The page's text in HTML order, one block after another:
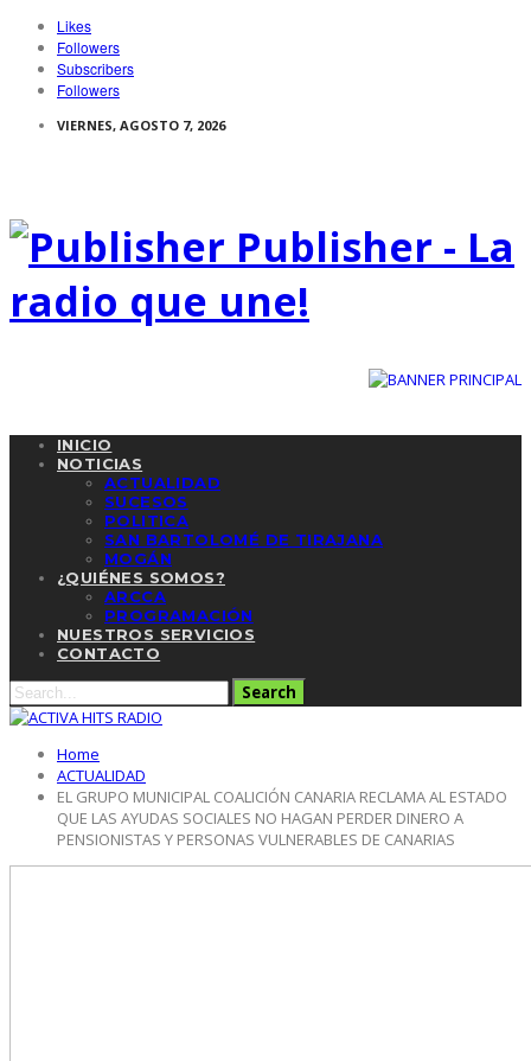
Likes
Followers
Subscribers
Followers
VIERNES, AGOSTO 7, 2026
Publisher - La
radio que une!
INICIO
NOTICIAS
ACTUALIDAD
SUCESOS
POLITICA
SAN BARTOLOMÉ DE TIRAJANA
MOGÁN
¿QUIÉNES SOMOS?
ARCCA
PROGRAMACIÓN
NUESTROS SERVICIOS
CONTACTO
Home
ACTUALIDAD
EL GRUPO MUNICIPAL COALICIÓN CANARIA RECLAMA AL ESTADO
QUE LAS AYUDAS SOCIALES NO HAGAN PERDER DINERO A
PENSIONISTAS Y PERSONAS VULNERABLES DE CANARIAS